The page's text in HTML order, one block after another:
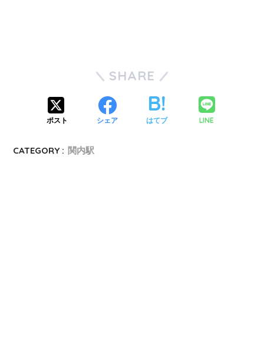
SHARE
ポスト シェア はてブ LINE
CATEGORY : 関内駅